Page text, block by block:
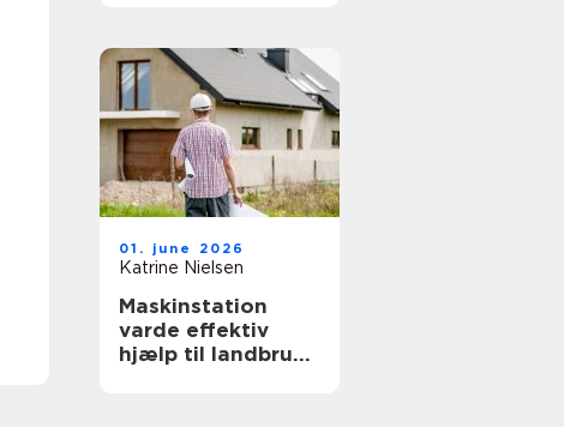
01. june 2026
Katrine Nielsen
Maskinstation
varde effektiv
hjælp til landbrug